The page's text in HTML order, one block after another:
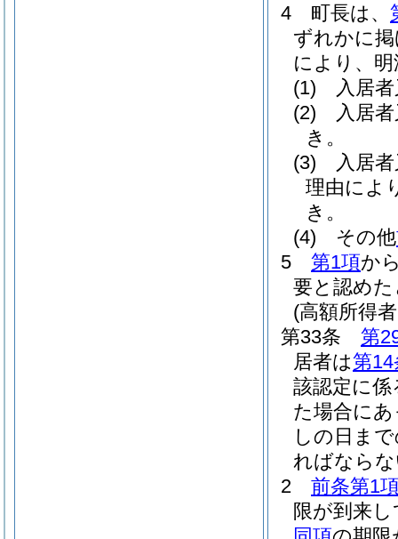
4
町長は、
ずれかに
により、
(1)
入居
(2)
入居
き。
(3)
入居
理由によ
き。
(4)
その他
5
第1項か
要と認め
(高額所得
第33条
第
居者は第
該認定に係
た場合に
しの日ま
ればなら
2
前条第1
限が到来